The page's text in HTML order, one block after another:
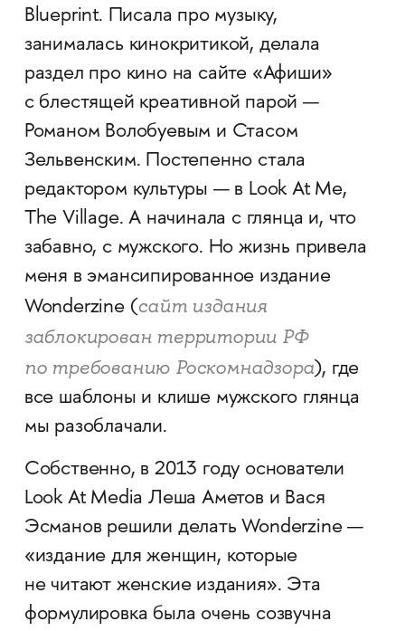
Blueprint. Писала про музыку,
занималась кинокритикой, делала
раздел про кино на сайте «Афиши»
с блестящей креативной парой —
Романом Волобуевым и Стасом
Зельвенским. Постепенно стала
редактором культуры — в Look At Me,
The Village. А начинала с глянца и, что
забавно, с мужского. Но жизнь привела
меня в эмансипированное издание
Wonderzine (сайт издания
заблокирован территории РФ
по требованию Роскомнадзора), где
все шаблоны и клише мужского глянца
мы разоблачали.
Собственно, в 2013 году основатели
Look At Media Леша Аметов и Вася
Эсманов решили делать Wonderzine —
«издание для женщин, которые
не читают женские издания». Эта
формулировка была очень созвучна